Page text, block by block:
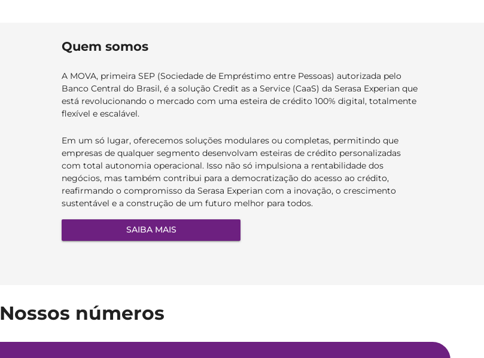
Quem somos
A MOVA, primeira SEP (Sociedade de Empréstimo entre Pessoas) autorizada pelo
Banco Central do Brasil, é a solução Credit as a Service (CaaS) da Serasa Experian que
está revolucionando o mercado com uma esteira de crédito 100% digital, totalmente
flexível e escalável.
Em um só lugar, oferecemos soluções modulares ou completas, permitindo que
empresas de qualquer segmento desenvolvam esteiras de crédito personalizadas
com total autonomia operacional. Isso não só impulsiona a rentabilidade dos
negócios, mas também contribui para a democratização do acesso ao crédito,
reafirmando o compromisso da Serasa Experian com a inovação, o crescimento
sustentável e a construção de um futuro melhor para todos.
SAIBA MAIS
Nossos números